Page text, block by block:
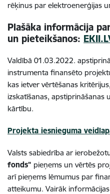
rēķinus par elektroenerģijas
Plašāka informācija
un pieteikšanos:
Valdībā 01.03.2022.
instrumenta finansēto
kas ietver vērtēšanas
izskatīšanas, apstiprināšanas
kārtību.
Projekta iesnieguma
Valsts sabiedrība ar
fonds" pieņems un vērtēs
arī pieņems lēmumus par
atteikumu. Vairāk